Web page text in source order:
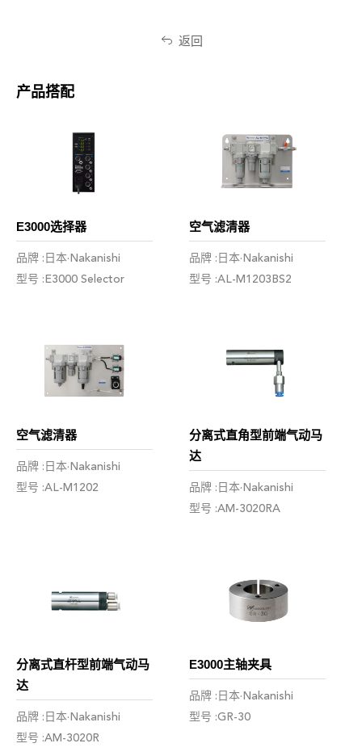
返回
产品搭配
E3000选择器
品牌 :日本·Nakanishi
型号 :E3000 Selector
空气滤清器
品牌 :日本·Nakanishi
型号 :AL-M1203BS2
空气滤清器
品牌 :日本·Nakanishi
型号 :AL-M1202
分离式直角型前端气动马
达
品牌 :日本·Nakanishi
型号 :AM-3020RA
分离式直杆型前端气动马
达
品牌 :日本·Nakanishi
型号 :AM-3020R
E3000主轴夹具
品牌 :日本·Nakanishi
型号 :GR-30